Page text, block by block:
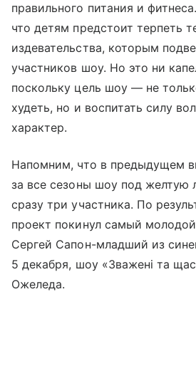
правильного питания и
что детям предстоит терпеть
издевательства, которым
участников шоу. Но это ни
поскольку цель шоу — не
худеть, но и воспитать силу
характер.
Напомним, что в предыдущем
за все сезоны шоу под желтую
сразу три участника. По
проект покинул самый
Сергей Сапон-младший из
5 декабря, шоу «Зважені та
Ожеледа.